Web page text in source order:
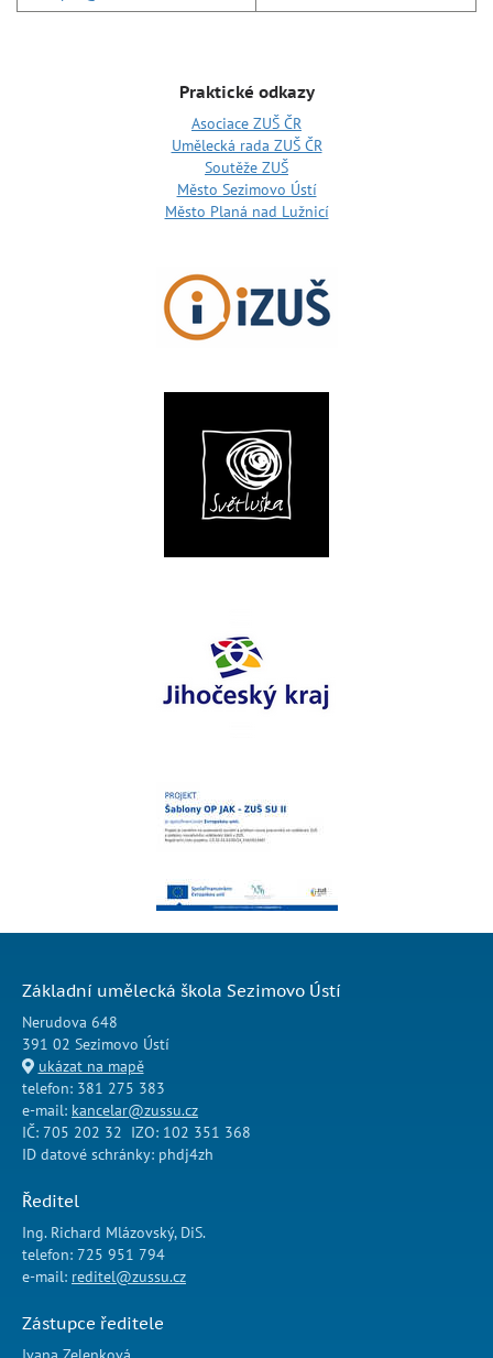
Praktické odkazy
Asociace ZUŠ ČR
Umělecká rada ZUŠ ČR
Soutěže ZUŠ
Město Sezimovo Ústí
Město Planá nad Lužnicí
Základní umělecká škola Sezimovo Ústí
Nerudova 648
391 02 Sezimovo Ústí
ukázat na mapě
telefon: 381 275 383
e-mail: kancelar@zussu.cz
IČ: 705 202 32 IZO: 102 351 368
ID datové schránky: phdj4zh
Ředitel
Ing. Richard Mlázovský, DiS.
telefon: 725 951 794
e-mail: reditel@zussu.cz
Zástupce ředitele